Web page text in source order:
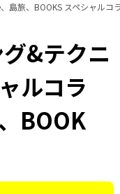
旅、BOOKS スペシャルコ
&テクニ
ルコラ
BOOK